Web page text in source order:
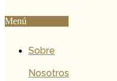
Menú
Sobre
Nosotros